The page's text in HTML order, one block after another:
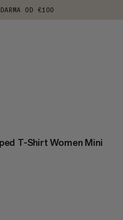
OD €100
T-Shirt Women Mini